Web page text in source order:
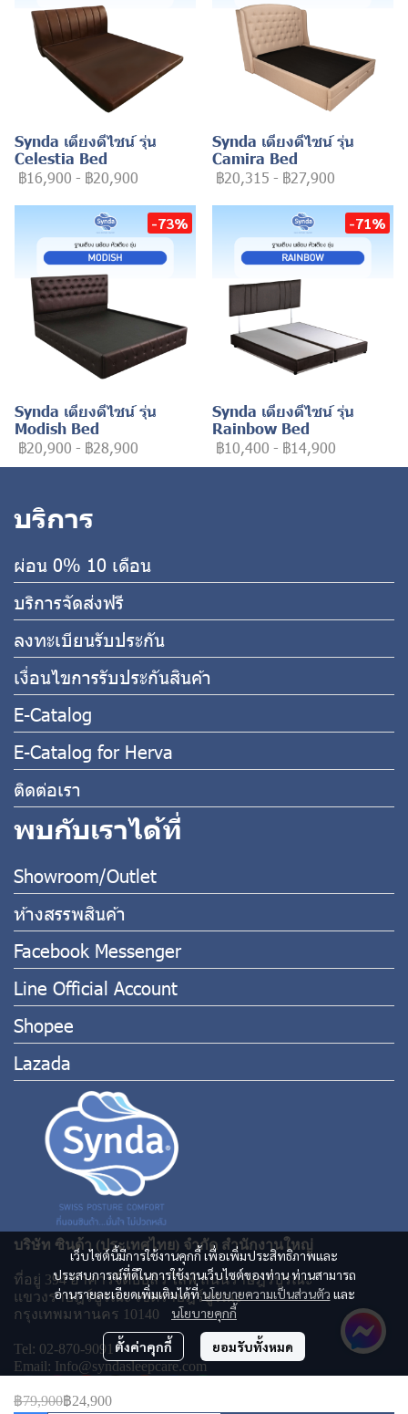
Synda เตียงดีไซน์ รุ่น
Celestia Bed
฿16,900 - ฿20,900
Synda เตียงดีไซน์ รุ่น
Camira Bed
฿20,315 - ฿27,900
-73%
Synda เตียงดีไซน์ รุ่น
Modish Bed
฿20,900 - ฿28,900
-71%
Synda เตียงดีไซน์ รุ่น
Rainbow Bed
฿10,400 - ฿14,900
฿79,900฿24,900
เว็บไซต์นี้มีการใช้งานคุกกี้ เพื่อเพิ่มประสิทธิภาพและ
ประสบการณ์ที่ดีในการใช้งานเว็บไซต์ของท่าน ท่านสามารถ
อ่านรายละเอียดเพิ่มเติมได้ที่นโยบายความเป็นส่วนตัว และ
นโยบายคุกกี้
ตั้งค่าคุกกี้ ยอมรับทั้งหมด
บริการ
ผ่อน 0% 10 เดือน
บริการจัดส่งฟรี
ลงทะเบียนรับประกัน
เงื่อนไขการรับประกันสินค้า
E-Catalog
E-Catalog for Herva
ติดต่อเรา
พบกับเราได้ที่
Showroom/Outlet
ห้างสรรพสินค้า
Facebook Messenger
Line Official Account
Shopee
Lazada
บริษัท ซินด้า (ประเทศไทย) จำกัด สำนักงานใหญ่
ที่อยู่ 394 อาคารจีดับบลิว ไลฟ์ ถนนราษฎร์บูรณะ
แขวงราษฎร์บูรณะ เขตราษฎร์บูรณะ
กรุงเทพมหานคร 10140
Tel: 02-870-9091
Email: Info@syndasleepcare.com